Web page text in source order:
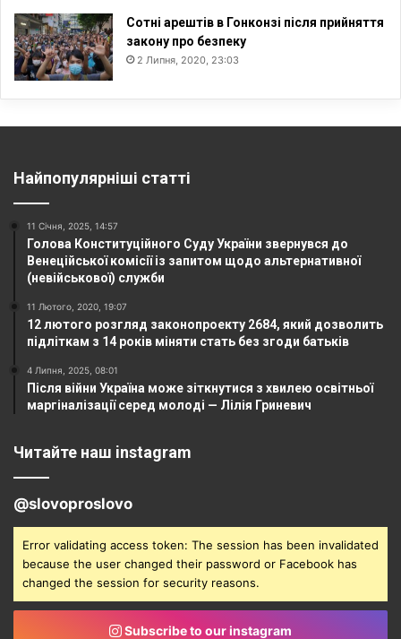
Сотні арештів в Гонконзі після прийняття
закону про безпеку
2 Липня, 2020, 23:03
Найпопулярніші статті
11 Січня, 2025, 14:57
Голова Конституційного Суду України звернувся до
Венеційської комісії із запитом щодо альтернативної
(невійськової) служби
11 Лютого, 2020, 19:07
12 лютого розгляд законопроекту 2684, який дозволить
підліткам з 14 років міняти стать без згоди батьків
4 Липня, 2025, 08:01
Після війни Україна може зіткнутися з хвилею освітньої
маргіналізації серед молоді — Лілія Гриневич
Читайте наш instagram
@slovoproslovo
Error validating access token: The session has been invalidated
because the user changed their password or Facebook has
changed the session for security reasons.
Subscribe to our instagram